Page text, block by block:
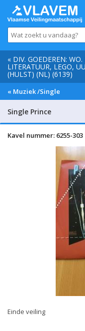
« DIV. GOEDEREN:
LITERATUUR, LEGO,
(HULST) (NL) (6139)
« Muziek /Single
Single Prince
Kavel nummer: 6255-303
Einde veiling